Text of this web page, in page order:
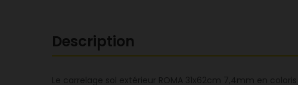
Description
Le carrelage sol extérieur ROMA 31x62cm 7,4mm en